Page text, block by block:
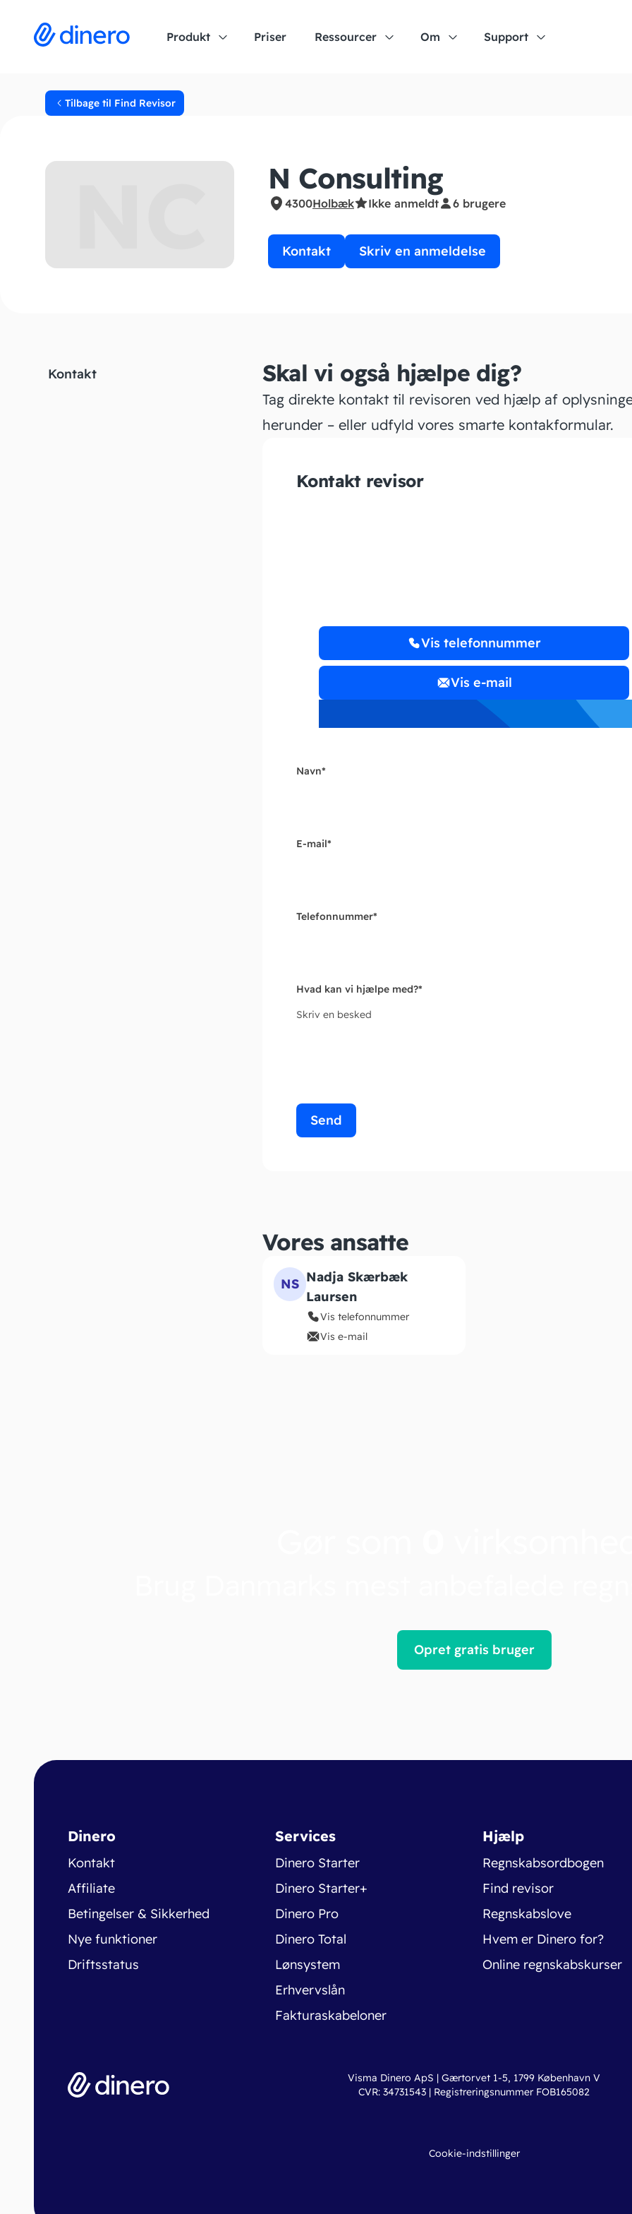
Produkt Priser Ressourcer Om Support
Tilbage til Find Revisor
N Consulting
4300Holbæk Ikke anmeldt 6 brugere
Kontakt Skriv en anmeldelse
Kontakt Skal vi også hjælpe dig?
Tag direkte kontakt til revisoren ved hjælp af
herunder – eller udfyld vores smarte kontakformular.
Kontakt revisor
Vis telefonnummer
Vis e-mail
Navn*
E-mail*
Telefonnummer*
Hvad kan vi hjælpe med?*
Skriv en besked
Send
Vores ansatte
NS Nadja Skærbæk
Laursen
Vis telefonnummer
Vis e-mail
Opret gratis bruger
Dinero
Kontakt
Affiliate
Betingelser & Sikkerhed
Nye funktioner
Driftsstatus
Services
Dinero Starter
Dinero Starter+
Dinero Pro
Dinero Total
Lønsystem
Erhvervslån
Fakturaskabeloner
Hjælp
Regnskabsordbogen
Find revisor
Regnskabslove
Hvem er Dinero for?
Online regnskabskurser
Visma Dinero ApS | Gærtorvet 1-5, 1799 København V
CVR: 34731543 | Registreringsnummer FOB165082
Cookie-indstillinger